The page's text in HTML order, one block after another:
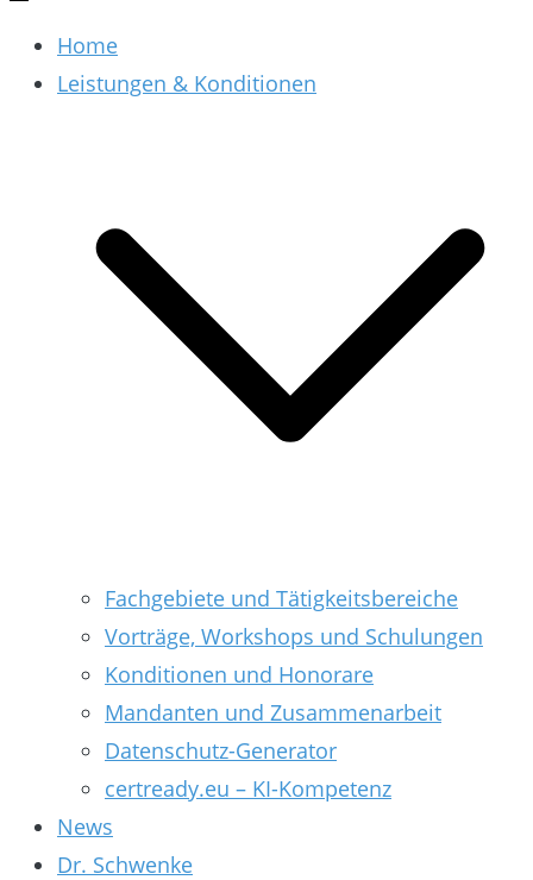
Home
Leistungen & Konditionen
Fachgebiete und Tätigkeitsbereiche
Vorträge, Workshops und Schulungen
Konditionen und Honorare
Mandanten und Zusammenarbeit
Datenschutz-Generator
certready.eu – KI-Kompetenz
News
Dr. Schwenke